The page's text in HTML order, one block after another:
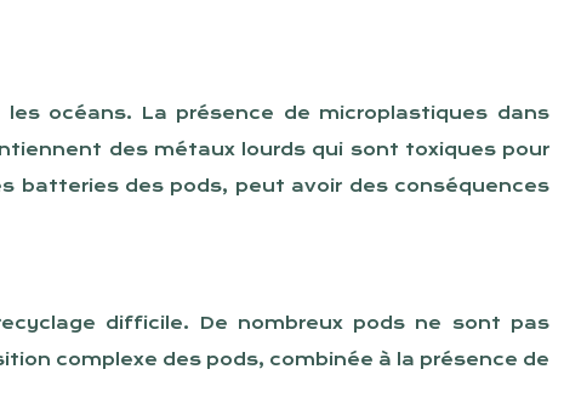
océans. La présence de microplastiques dans
des métaux lourds qui sont toxiques pour
batteries des pods, peut avoir des conséquences
difficile. De nombreux pods ne sont pas
complexe des pods, combinée à la présence de